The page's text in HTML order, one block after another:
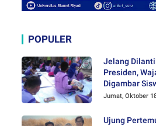
POPULER
Jelang
Presiden,
Digambar
Jumat, Oktober
Ujung